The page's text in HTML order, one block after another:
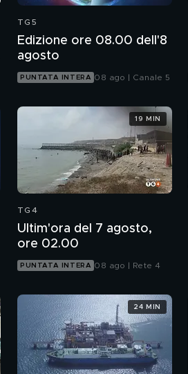
TG5
Edizione ore 08.00 dell'8
agosto
PUNTATA INTERA 08 ago | Canale 5
TG4
Ultim'ora del 7 agosto,
ore 02.00
PUNTATA INTERA 08 ago | Rete 4
19 MIN
24 MIN